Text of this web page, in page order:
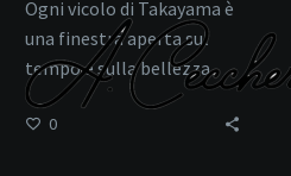
Ogni vicolo di Takayama è
una finestra aperta sul
tempo e sulla bellezza
0